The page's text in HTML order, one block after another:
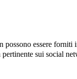
essere
sui social